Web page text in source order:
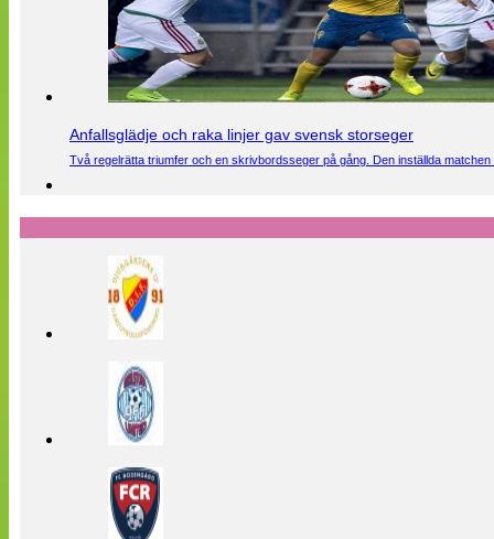
Anfallsglädje och raka linjer gav svensk storseger
Två regelrätta triumfer och en skrivbordsseger på gång. Den inställda